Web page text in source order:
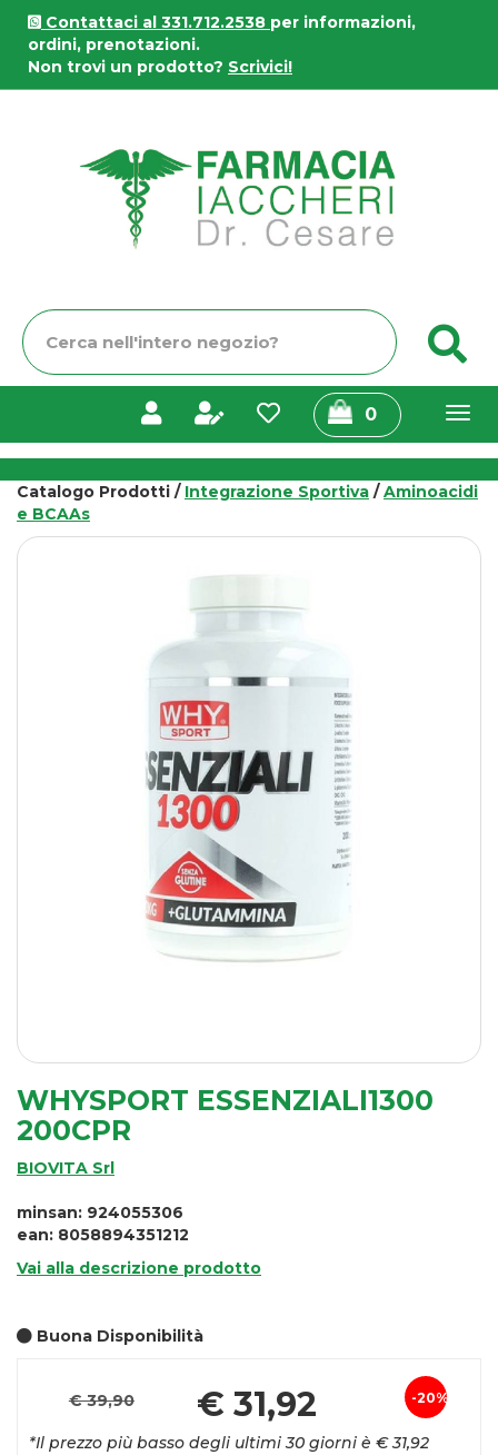
Passa
contenuto
principale
Contattaci al 331.712.2538 per informazioni,
ordini, prenotazioni.
Non trovi un prodotto? Scrivici!
Cerca
Prodotto
0prodotti
inseriti
Catalogo Prodotti / Integrazione Sportiva /Aminoacidi
e BCAAs
WHYSPORT ESSENZIALI1300
200CPR
BIOVITA Srl
minsan: 924055306
ean: 8058894351212
Vai alla descrizione prodotto
Buona Disponibilità
Sconto
20%
€ 39,90 € 31,92
*Il prezzo più basso degli ultimi 30 giorni è € 31,92